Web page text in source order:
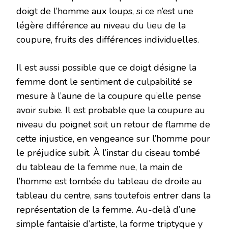
doigt de l’homme aux loups, si ce n’est une
légère différence au niveau du lieu de la
coupure, fruits des différences individuelles.
Il est aussi possible que ce doigt désigne la
femme dont le sentiment de culpabilité se
mesure à l’aune de la coupure qu’elle pense
avoir subie. Il est probable que la coupure au
niveau du poignet soit un retour de flamme de
cette injustice, en vengeance sur l’homme pour
le préjudice subit. À l’instar du ciseau tombé
du tableau de la femme nue, la main de
l’homme est tombée du tableau de droite au
tableau du centre, sans toutefois entrer dans la
représentation de la femme. Au-delà d’une
simple fantaisie d’artiste, la forme triptyque y